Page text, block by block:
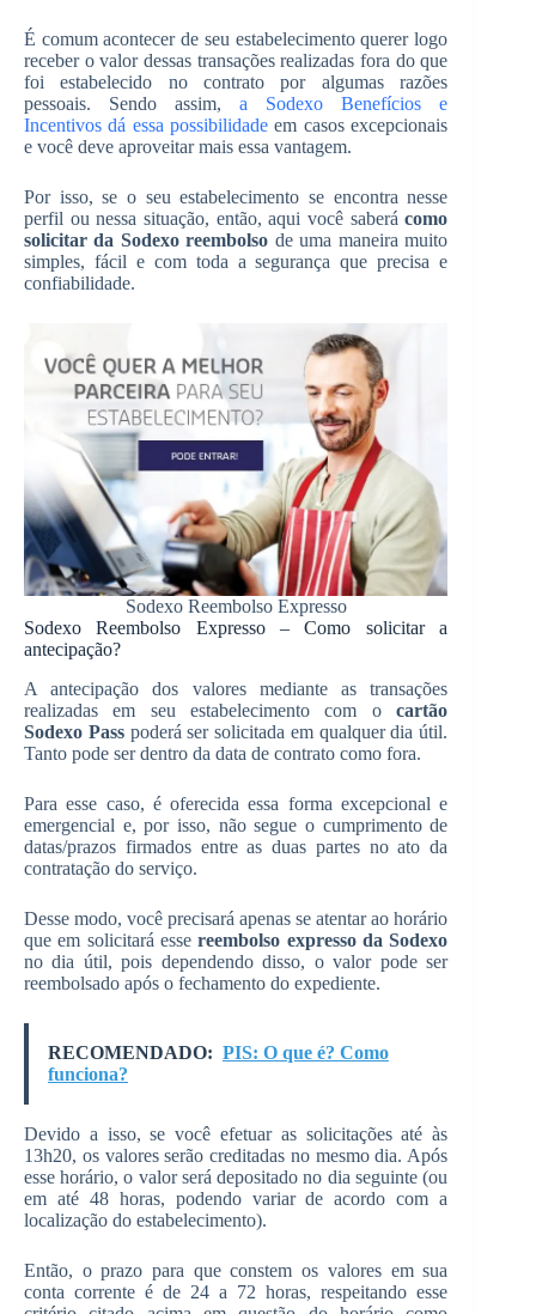
É comum acontecer de seu estabelecimento querer logo
receber o valor dessas transações realizadas fora do que
foi estabelecido no contrato por algumas razões
pessoais. Sendo assim,a Sodexo Benefícios e
Incentivos dá essa possibilidade em casos excepcionais
e você deve aproveitar mais essa vantagem.
Por isso, se o seu estabelecimento se encontra nesse
perfil ou nessa situação, então, aqui você saberácomo
solicitar da Sodexo reembolso de uma maneira muito
simples, fácil e com toda a segurança que precisa e
confiabilidade.
Sodexo Reembolso Expresso
Sodexo Reembolso Expresso – Como solicitar a
antecipação?
A antecipação dos valores mediante as transações
realizadas em seu estabelecimento com ocartão
Sodexo Passpoderá ser solicitada em qualquer dia útil.
Tanto pode ser dentro da data de contrato como fora.
Para esse caso, é oferecida essa forma excepcional e
emergencial e, por isso, não segue o cumprimento de
datas/prazos firmados entre as duas partes no ato da
contratação do serviço.
Desse modo, você precisará apenas se atentar ao horário
que em solicitará essereembolso expresso da Sodexo
no dia útil, pois dependendo disso, o valor pode ser
reembolsado após o fechamento do expediente.
RECOMENDADO: PIS: O que é? Como
funciona?
Devido a isso, se você efetuar as solicitações até às
13h20, os valores serão creditadas no mesmo dia. Após
esse horário, o valor será depositado no dia seguinte (ou
em até 48 horas, podendo variar de acordo com a
localização do estabelecimento).
Então, o prazo para que constem os valores em sua
conta corrente é de 24 a 72 horas, respeitando esse